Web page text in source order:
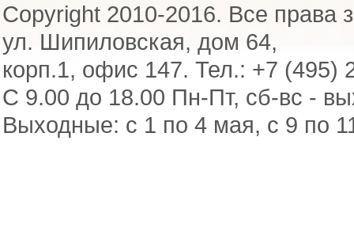
Copyright 2010-2016. Все права
ул. Шипиловская, дом 64,
корп.1, офис 147. Тел.: +7 (495)
С 9.00 до 18.00 Пн-Пт, сб-вс -
Выходные: с 1 по 4 мая, с 9 по